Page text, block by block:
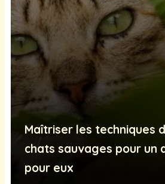
Maîtriser les techniques
chats sauvages pour un
pour eux